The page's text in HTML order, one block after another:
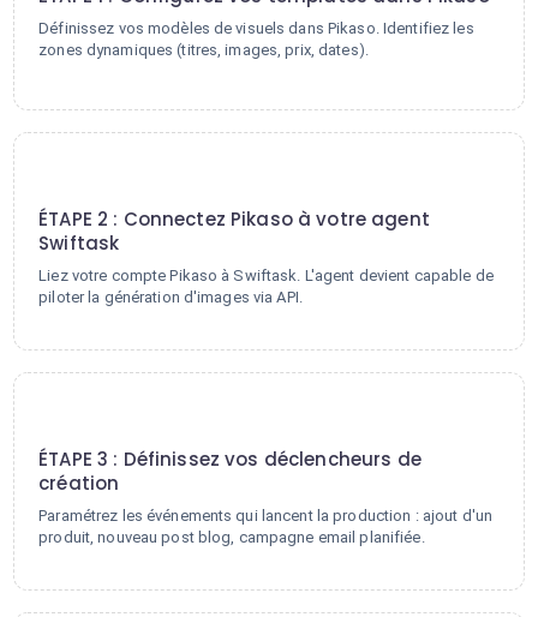
Définissez vos modèles de visuels dans Pikaso. Identifiez les
zones dynamiques (titres, images, prix, dates).
ÉTAPE 2 : Connectez Pikaso à votre agent
Swiftask
Liez votre compte Pikaso à Swiftask. L'agent devient capable de
piloter la génération d'images via API.
ÉTAPE 3 : Définissez vos déclencheurs de
création
Paramétrez les événements qui lancent la production : ajout d'un
produit, nouveau post blog, campagne email planifiée.